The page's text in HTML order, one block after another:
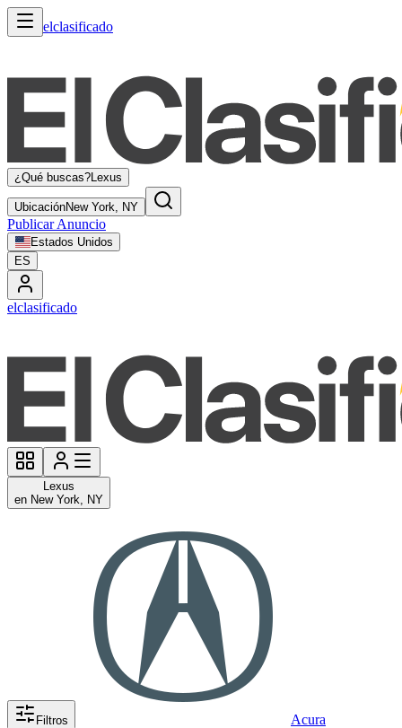
elclasificado
¿Qué buscas?Lexus
UbicaciónNew York, NY
Publicar Anuncio
Estados Unidos
ES
elclasificado
Lexus
en New York, NY
Filtros Acura